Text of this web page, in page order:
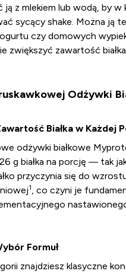
ją z mlekiem lub wodą, by w
sycący shake. Można ją
czy domowych
zwiększyć zawartość
Odżywki
Białka w Każdej
odżywki białkowe
g białka na porcję — tak
przyczynia się do
1
, co czyni je
Formuł
znajdziesz klasyczne